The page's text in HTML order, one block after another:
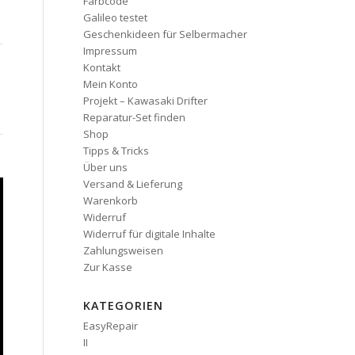
Galileo testet
Geschenkideen für Selbermacher
Impressum
Kontakt
Mein Konto
Projekt – Kawasaki Drifter
Reparatur-Set finden
Shop
Tipps & Tricks
Über uns
Versand & Lieferung
Warenkorb
Widerruf
Widerruf für digitale Inhalte
Zahlungsweisen
Zur Kasse
KATEGORIEN
EasyRepair
II